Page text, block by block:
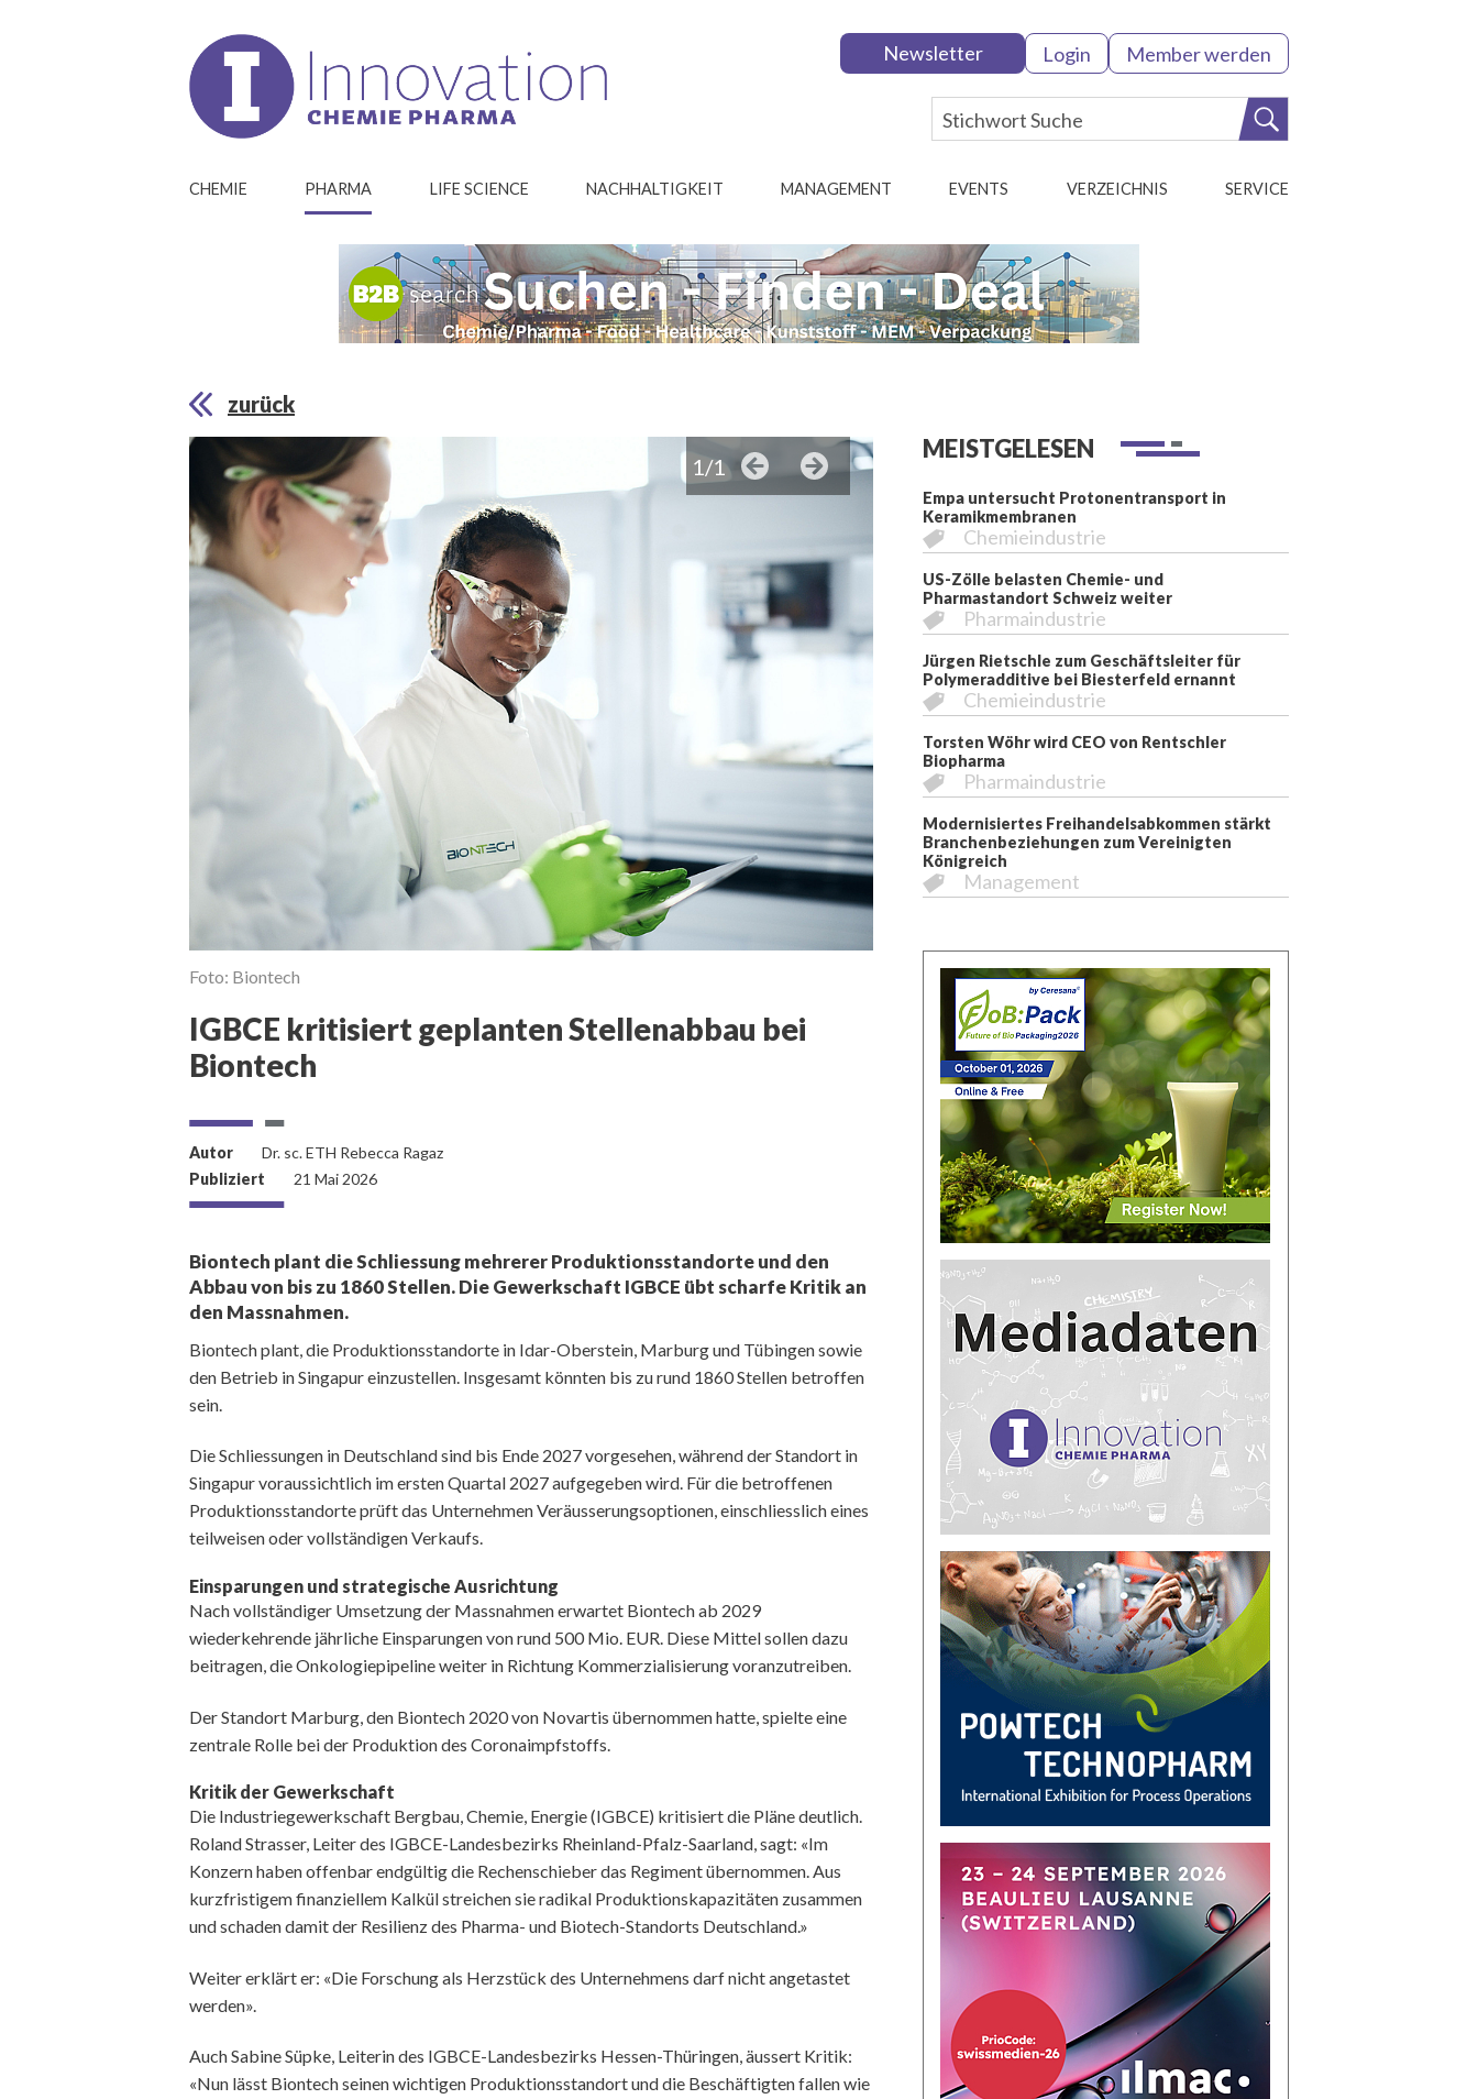
Newsletter Login Member werden
CHEMIE PHARMA LIFE SCIENCE NACHHALTIGKEIT MANAGEMENT EVENTS VERZEICHNIS SERVICE
zurück
Foto: Biontech
1/1
IGBCE kritisiert geplanten Stellenabbau bei
Biontech
Autor
Dr. sc. ETH Rebecca Ragaz
Publiziert
21 Mai 2026
Biontech plant die Schliessung mehrerer Produktionsstandorte und den
Abbau von bis zu 1860 Stellen. Die Gewerkschaft IGBCE übt scharfe Kritik an
den Massnahmen.
Biontech plant, die Produktionsstandorte in Idar-Oberstein, Marburg und Tübingen sowie
den Betrieb in Singapur einzustellen. Insgesamt könnten bis zu rund 1860 Stellen betroffen
sein.
Die Schliessungen in Deutschland sind bis Ende 2027 vorgesehen, während der Standort in
Singapur voraussichtlich im ersten Quartal 2027 aufgegeben wird. Für die betroffenen
Produktionsstandorte prüft das Unternehmen Veräusserungsoptionen, einschliesslich eines
teilweisen oder vollständigen Verkaufs.
Einsparungen und strategische Ausrichtung
Nach vollständiger Umsetzung der Massnahmen erwartet Biontech ab 2029
wiederkehrende jährliche Einsparungen von rund 500 Mio. EUR. Diese Mittel sollen dazu
beitragen, die Onkologiepipeline weiter in Richtung Kommerzialisierung voranzutreiben.
Der Standort Marburg, den Biontech 2020 von Novartis übernommen hatte, spielte eine
zentrale Rolle bei der Produktion des Coronaimpfstoffs.
Kritik der Gewerkschaft
Die Industriegewerkschaft Bergbau, Chemie, Energie (IGBCE) kritisiert die Pläne deutlich.
Roland Strasser, Leiter des IGBCE-Landesbezirks Rheinland-Pfalz-Saarland, sagt: «Im
Konzern haben offenbar endgültig die Rechenschieber das Regiment übernommen. Aus
kurzfristigem finanziellem Kalkül streichen sie radikal Produktionskapazitäten zusammen
und schaden damit der Resilienz des Pharma- und Biotech-Standorts Deutschland.»
Weiter erklärt er: «Die Forschung als Herzstück des Unternehmens darf nicht angetastet
werden».
Auch Sabine Süpke, Leiterin des IGBCE-Landesbezirks Hessen-Thüringen, äussert Kritik:
«Nun lässt Biontech seinen wichtigen Produktionsstandort und die Beschäftigten fallen wie
MEISTGELESEN
Empa untersucht Protonentransport in
Keramikmembranen
Chemieindustrie
US-Zölle belasten Chemie- und
Pharmastandort Schweiz weiter
Pharmaindustrie
Jürgen Rietschle zum Geschäftsleiter für
Polymeradditive bei Biesterfeld ernannt
Chemieindustrie
Torsten Wöhr wird CEO von Rentschler
Biopharma
Pharmaindustrie
Modernisiertes Freihandelsabkommen stärkt
Branchenbeziehungen zum Vereinigten
Königreich
Management